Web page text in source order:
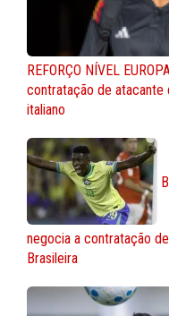
REFORÇO NÍVEL
contratação de atacante
italiano
negocia a contratação
Brasileira